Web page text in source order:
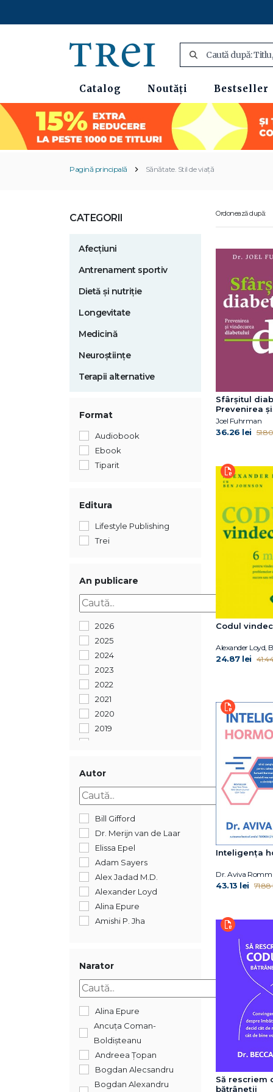
Catalog Noutăți Bestseller
Pagină principală Sănătate. Stil de viață
CATEGORII
Afecțiuni
Antrenament sportiv
Dietă și nutriție
Longevitate
Medicină
Neuroștiințe
Terapii alternative
Format
Audiobook
Ebook
Tiparit
Editura
Lifestyle Publishing
Trei
An publicare
2026
2025
2024
2023
2022
2021
2020
2019
2016
2015
2013
2011
Autor
Bill Gifford
Dr. Merijn van de Laar
Elissa Epel
Adam Sayers
Alex Jadad M.D.
Alexander Loyd
Alina Epure
Amishi P. Jha
Anne Ornish
Arnold G. Nelson
Aviva Romm
Becca Levy
Ben Johnson
Benjamin Bikman
Bill Gifford
Brian Cole
C. Norman Shealy
Narator
Alina Epure
Ancuța Coman-
Boldișteanu
Andreea Țopan
Bogdan Alecsandru
Bogdan Alexandru
Ordonează după:
Sfârşitul
Prevenirea şi
vindecarea
prin planul
Joel Fuhrman
36.26 lei
Codul
Alexander Loyd,
24.87 lei
Inteligența
Dr. Aviva Romm
43.13 lei 71.88
Să rescriem
bătrâneții